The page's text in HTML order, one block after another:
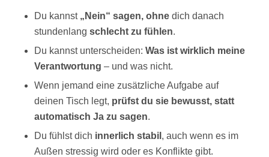
Du kannst „Nein“ sagen, ohnedich danach
stundenlang schlecht zu fühlen.
Du kannst unterscheiden: Was ist wirklich meine
Verantwortung – und was nicht.
Wenn jemand eine zusätzliche Aufgabe auf
deinen Tisch legt, prüfst du sie bewusst, statt
automatisch Ja zu sagen.
Du fühlst dich innerlich stabil , auch wenn es im
Außen stressig wird oder es Konflikte gibt.